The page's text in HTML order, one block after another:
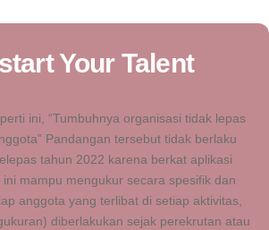
Your Talent
ini, “Tumbuhnya organisasi tidak lepas
Pandangan tersebut tidak berlaku
tahun 2022 karena berkat aplikasi
mampu mengukur secara spesifik dan
anggota yang terlibat di setiap aktivitas,
diberlakukan sejak perekrutan atau